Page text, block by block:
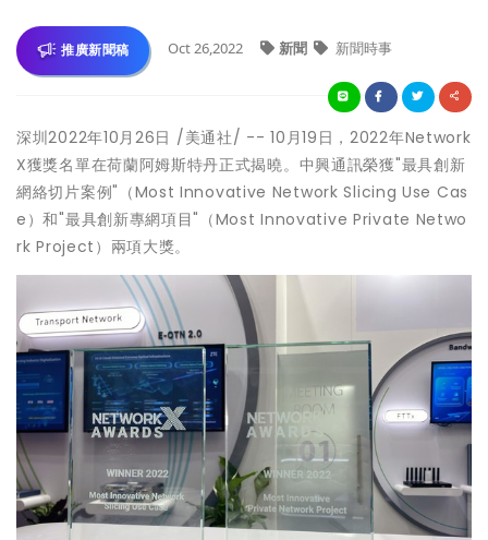
推廣新聞稿 Oct 26,2022 新聞 新聞時事
深圳2022年10月26日 /美通社/ -- 10月19日，2022年Network
X獲獎名單在荷蘭阿姆斯特丹正式揭曉。中興通訊榮獲"最具創新
網絡切片案例"（Most Innovative Network Slicing Use Cas
e）和"最具創新專網項目"（Most Innovative Private Netwo
rk Project）兩項大獎。